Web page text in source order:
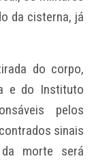
da cisterna, já
do corpo,
e do Instituto
pelos
sinais
morte será